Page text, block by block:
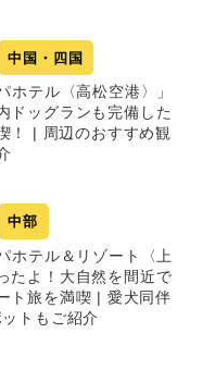
中国・四国
ホテル〈高松空港〉」
ドッグランも完備した
！ | 周辺のおすすめ観
中部
ホテル＆リゾート〈上
たよ！大自然を間近で
ト旅を満喫 | 愛犬同伴
トもご紹介